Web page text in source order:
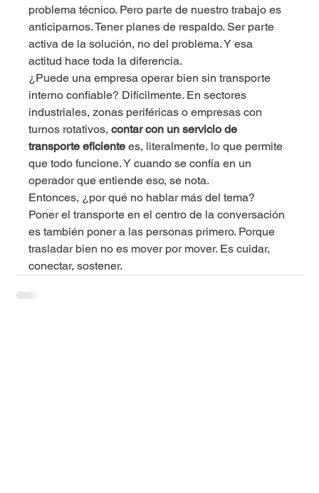
problema técnico. Pero parte de nuestro trabajo es
anticiparnos. Tener planes de respaldo. Ser parte
activa de la solución, no del problema. Y esa
actitud hace toda la diferencia.
¿Puede una empresa operar bien sin transporte
interno confiable? Difícilmente. En sectores
industriales, zonas periféricas o empresas con
turnos rotativos, contar con un servicio de
transporte eficiente es, literalmente, lo que permite
que todo funcione. Y cuando se confía en un
operador que entiende eso, se nota.
Entonces, ¿por qué no hablar más del tema?
Poner el transporte en el centro de la conversación
es también poner a las personas primero. Porque
trasladar bien no es mover por mover. Es cuidar,
conectar, sostener.